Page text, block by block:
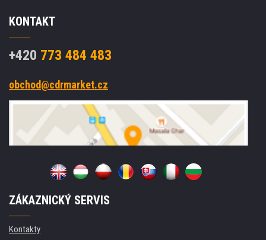
KONTAKT
+420 773 484 483
obchod@cdrmarket.cz
ZÁKAZNICKÝ SERVIS
Kontakty